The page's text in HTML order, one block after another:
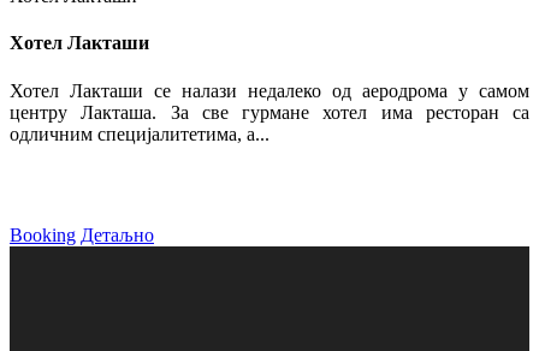
Хотел Лакташи
Хотел Лакташи се налази недалеко од аеродрома у самом
центру Лакташа. За све гурмане хотел има ресторан са
одличним специјалитетима, а...
Booking Детаљно